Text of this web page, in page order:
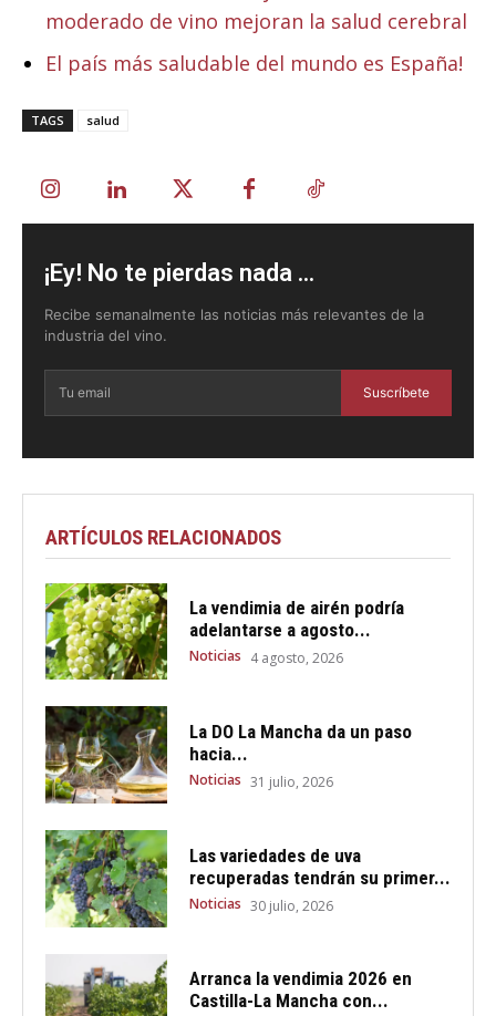
moderado de vino mejoran la salud cerebral
El país más saludable del mundo es España!
TAGS salud
¡Ey! No te pierdas nada ...
Recibe semanalmente las noticias más relevantes de la
industria del vino.
Suscríbete
ARTÍCULOS RELACIONADOS
La vendimia de airén podría
adelantarse a agosto...
Noticias 4 agosto, 2026
La DO La Mancha da un paso
hacia...
Noticias 31 julio, 2026
Las variedades de uva
recuperadas tendrán su primer...
Noticias 30 julio, 2026
Arranca la vendimia 2026 en
Castilla-La Mancha con...